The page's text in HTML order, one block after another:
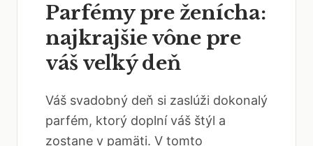
Parfémy pre ženícha:
najkrajšie vône pre
váš veľký deň
Váš svadobný deň si zaslúži dokonalý
parfém, ktorý doplní váš štýl a
zostane v pamäti. V tomto